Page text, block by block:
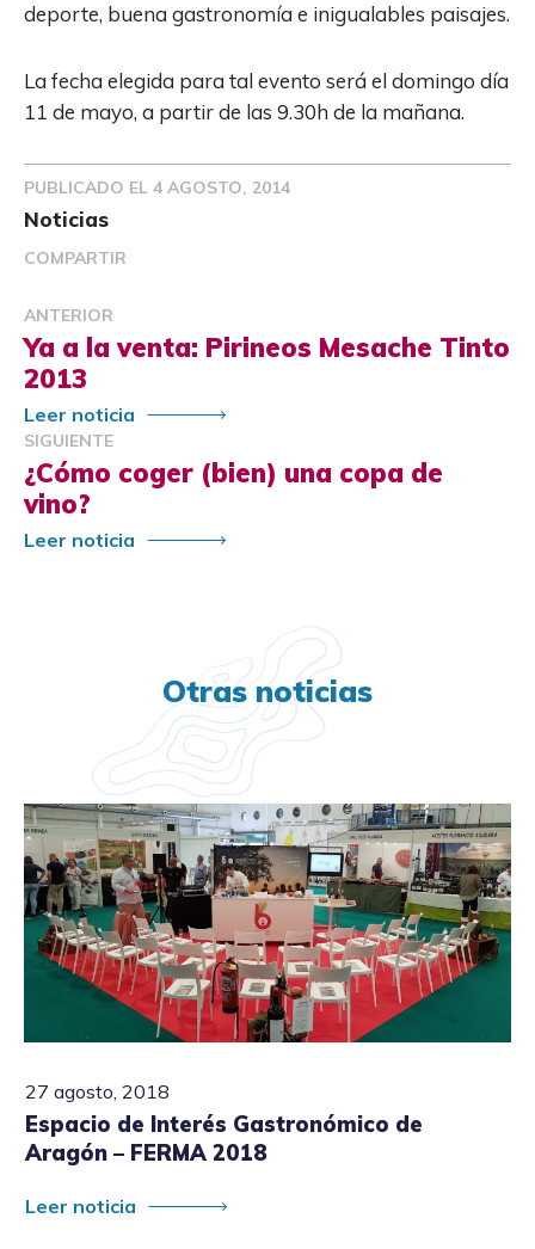
deporte, buena gastronomía e inigualables paisajes.
La fecha elegida para tal evento será el domingo día
11 de mayo, a partir de las 9.30h de la mañana.
PUBLICADO EL 4 AGOSTO, 2014
Noticias
COMPARTIR
ANTERIOR
Ya a la venta: Pirineos Mesache Tinto
2013
Leer noticia
SIGUIENTE
¿Cómo coger (bien) una copa de
vino?
Leer noticia
Otras noticias
27 agosto, 2018
Espacio de Interés Gastronómico de
Aragón – FERMA 2018
Leer noticia